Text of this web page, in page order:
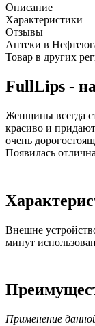
Описание
Характеристики
Отзывы
Аптеки в
Товар в других
FullLips -
Женщины всегда
красиво и
очень
Появилась
Внешне
минут
Применение